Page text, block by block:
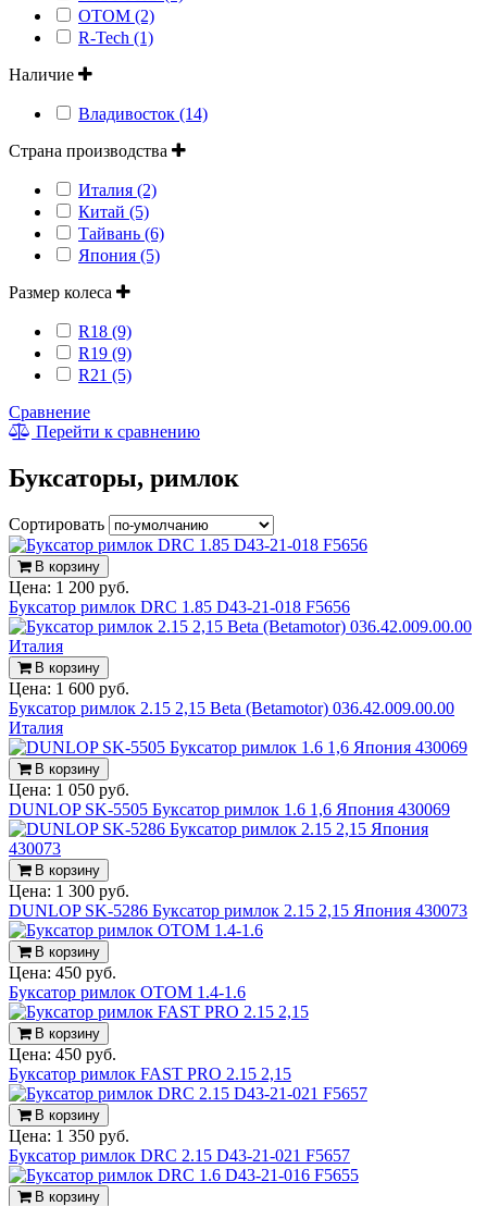
OTOM (2)
R-Tech (1)
Наличие
Владивосток (14)
Страна производства
Италия (2)
Китай (5)
Тайвань (6)
Япония (5)
Размер колеса
R18 (9)
R19 (9)
R21 (5)
Сравнение
Перейти к сравнению
Буксаторы, римлок
Сортировать
В корзину
Цена: 1 200 руб.
Буксатор римлок DRC 1.85 D43-21-018 F5656
В корзину
Цена: 1 600 руб.
Буксатор римлок 2.15 2,15 Beta (Betamotor) 036.42.009.00.00
Италия
В корзину
Цена: 1 050 руб.
DUNLOP SK-5505 Буксатор римлок 1.6 1,6 Япония 430069
В корзину
Цена: 1 300 руб.
DUNLOP SK-5286 Буксатор римлок 2.15 2,15 Япония 430073
В корзину
Цена: 450 руб.
Буксатор римлок OTOM 1.4-1.6
В корзину
Цена: 450 руб.
Буксатор римлок FAST PRO 2.15 2,15
В корзину
Цена: 1 350 руб.
Буксатор римлок DRC 2.15 D43-21-021 F5657
В корзину